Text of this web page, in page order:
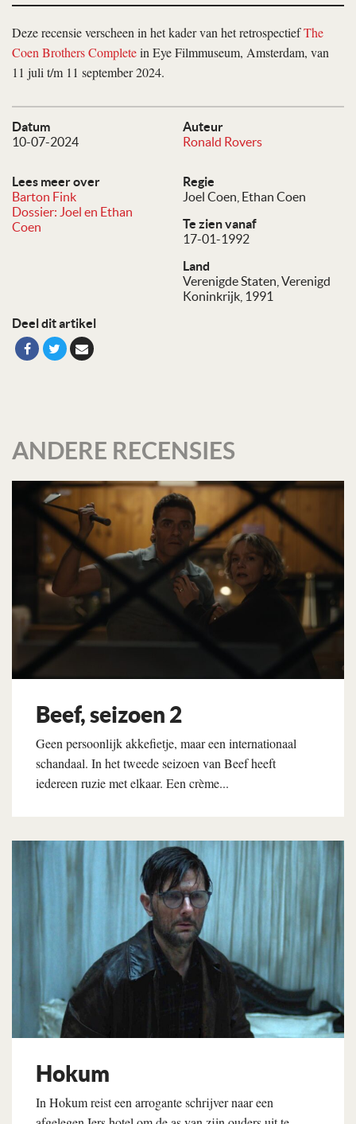
Datum
10-07-2024
Auteur
Ronald Rovers
Lees meer over
Barton Fink
Dossier: Joel en Ethan
Coen
Regie
Joel Coen Ethan Coen
Te zien vanaf
17-01-1992
Land
Verenigde Staten, Verenigd
Koninkrijk, 1991
Deel dit artikel
Deze recensie verscheen in het kader van het retrospectiefThe
Coen Brothers Completein Eye Filmmuseum, Amsterdam, van
11 juli t/m 11 september 2024.
ANDERE RECENSIES
Beef, seizoen 2
Geen persoonlijk akkefietje, maar een internationaal
schandaal. In het tweede seizoen van Beef heeft
iedereen ruzie met elkaar. Een crème...
Lees verder
Hokum
In Hokum reist een arrogante schrijver naar een